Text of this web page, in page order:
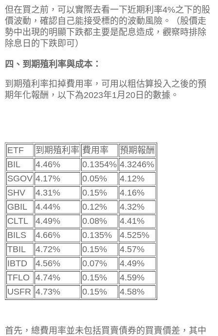
但在買之前，可以實際去看一下近期利率4%之下的股
價波動，確認自己能接受標的的波動風險。（股價走
勢中出現的明顯下跌都主要是配息造成，觀察時排除
除息日的下跌即可）
四、到期殖利率與成本：
到期殖利率扣掉費用率，可用以粗估算投入之後的預
期年化報酬，以下為2023年1月20日的數據。
ETF 到期殖利率 費用率
預期報酬
BIL
4.46% 0.1354% 4.3246%
SGOV 4.17% 0.05%
4.12%
SHV
4.31% 0.15%
4.16%
GBIL
4.44% 0.12%
4.32%
CLTL
4.49% 0.08%
4.41%
BILS
4.66% 0.135%
4.525%
TBIL
4.72% 0.15%
4.57%
IBTD
4.56% 0.07%
4.49%
TFLO
4.74% 0.15%
4.59%
USFR 4.73% 0.15% 4.58%
首先，總費用率並未包括買賣債券的買賣價差，其中